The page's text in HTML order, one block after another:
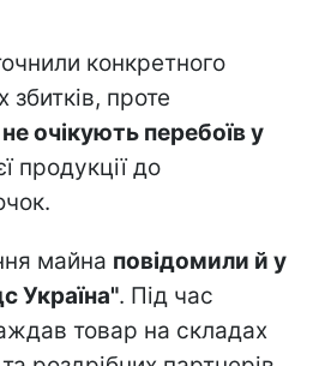
конкретного
збитків, проте
не очікують перебоїв у
продукції до
майна повідомили й у
Україна". Під час
товар на складах